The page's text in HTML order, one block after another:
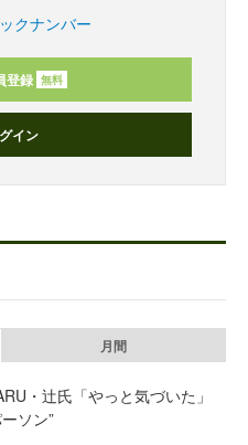
クナンバー
登録 無料
イン
月間
・辻氏「やっと気づいた」
ソン”